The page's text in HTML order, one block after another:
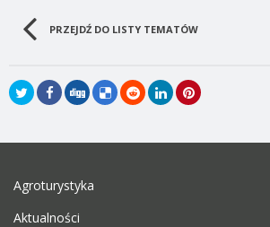
PRZEJDŹ DO LISTY TEMATÓW
Agroturystyka
Aktualności